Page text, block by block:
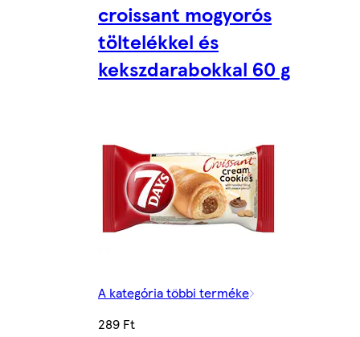
croissant mogyorós
töltelékkel és
kekszdarabokkal 60 g
A kategória többi terméke
289 Ft